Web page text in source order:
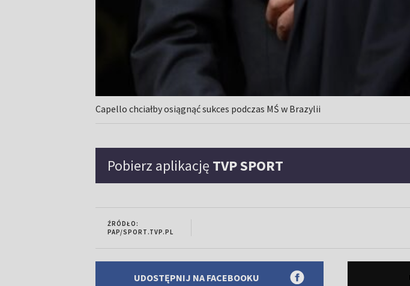
Capello chciałby osiągnąć sukces podczas MŚ w Brazylii
Pobierz aplikację TVP SPORT
ŹRÓDŁO:
PAP/SPORT.TVP.PL
UDOSTĘPNIJ NA FACEBOOKU